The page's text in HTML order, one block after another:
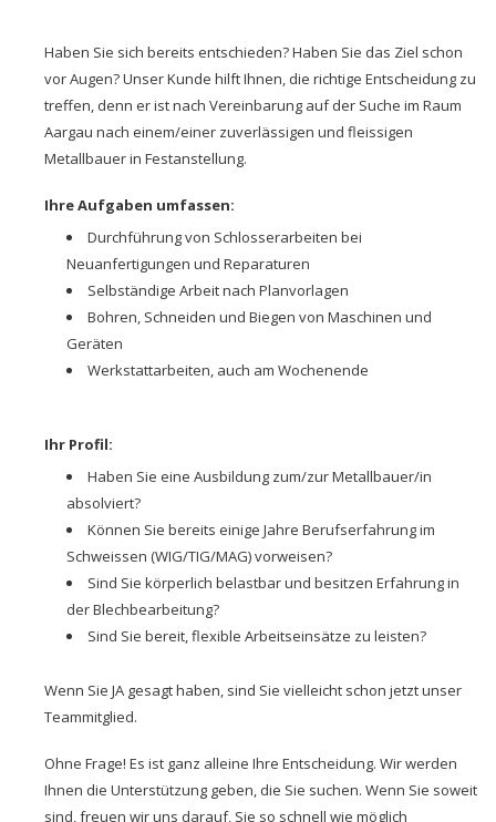
Haben Sie sich bereits entschieden? Haben Sie das Ziel schon
vor Augen? Unser Kunde hilft Ihnen, die richtige Entscheidung zu
treffen, denn er ist nach Vereinbarung auf der Suche im Raum
Aargau nach einem/einer zuverlässigen und fleissigen
Metallbauer in Festanstellung.
Ihre Aufgaben umfassen:
Durchführung von Schlosserarbeiten bei
Neuanfertigungen und Reparaturen
Selbständige Arbeit nach Planvorlagen
Bohren, Schneiden und Biegen von Maschinen und
Geräten
Werkstattarbeiten, auch am Wochenende
Ihr Profil:
Haben Sie eine Ausbildung zum/zur Metallbauer/in
absolviert?
Können Sie bereits einige Jahre Berufserfahrung im
Schweissen (WIG/TIG/MAG) vorweisen?
Sind Sie körperlich belastbar und besitzen Erfahrung in
der Blechbearbeitung?
Sind Sie bereit, flexible Arbeitseinsätze zu leisten?
Wenn Sie JA gesagt haben, sind Sie vielleicht schon jetzt unser
Teammitglied.
Ohne Frage! Es ist ganz alleine Ihre Entscheidung. Wir werden
Ihnen die Unterstützung geben, die Sie suchen. Wenn Sie soweit
sind, freuen wir uns darauf, Sie so schnell wie möglich